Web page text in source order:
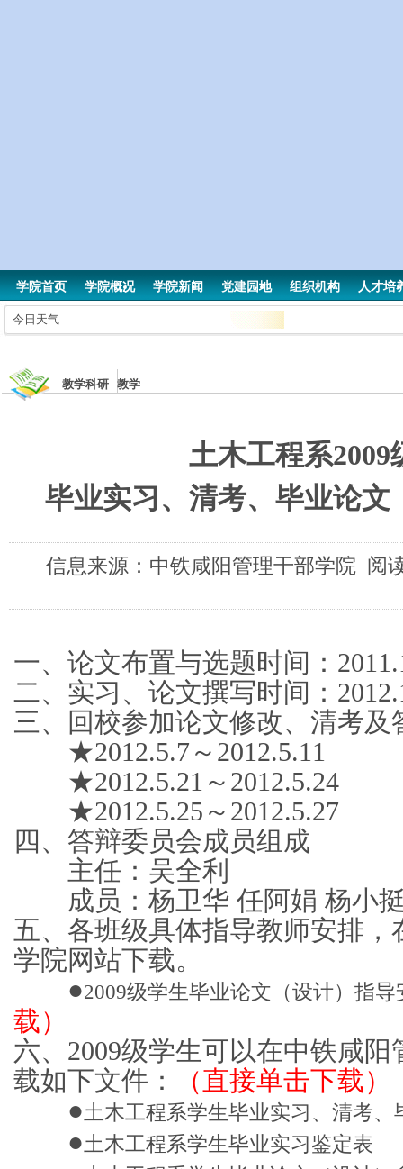
学院首页 学院概况 学院新闻 党建园地 组织机构 人才培
今日天气
教学科研 教学
土木工程系2009
毕业实习、清考、毕业论文
信息来源：中铁咸阳管理干部学院 阅
一、论文布置与选题时间：
二、实习、论文撰写时间：
三、回校参加论文修改、清考及
★2012.5.7～2012.5.11
★2012.5.21～
★2012.5.25～
四、答辩委员会成员组成
主任：吴全利
成员：杨卫华 任阿娟 杨小
五、各班级具体指导教师安排，
学院网站下载。
●2009级学生毕业论文（设计）指导
载）
六、2009级学生可以在中铁咸
载如下文件：
（直接单击下载）
●土木工程系学生毕业实习、清考
●土木工程系学生毕业实习鉴定表